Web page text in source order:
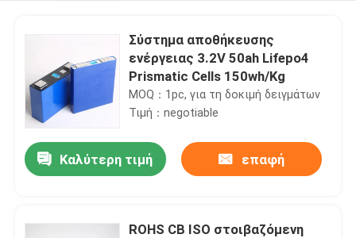
Σύστημα αποθήκευσης
ενέργειας 3.2V 50ah Lifepo4
Prismatic Cells 150wh/Kg
MOQ：1pc, για τη δοκιμή δειγμάτων
Τιμή：negotiable
Καλύτερη τιμή επαφή
ROHS CB ISO στοιβαζόμενη